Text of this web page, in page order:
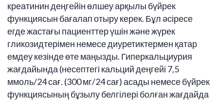
креатинин деңгейін өлшеу арқылы бүйрек
функциясын бағалап отыру керек. Бұл әсіресе
егде жастағы пациенттер үшін және жүрек
гликозидтерімен немесе диуретиктермен қатар
емдеу кезінде өте маңызды. Гиперкальциурия
жағдайында (несептегі кальций деңгейі 7,5
ммоль/24 сағ. (300 мг/24 сағ) асады немесе бүйрек
функциясының бұзылу белгілері болған жағдайда